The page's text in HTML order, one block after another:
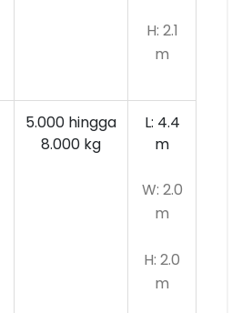
H: 2.1
m
5.000 hingga
8.000 kg
L: 4.4
m
W: 2.0
m
H: 2.0
m